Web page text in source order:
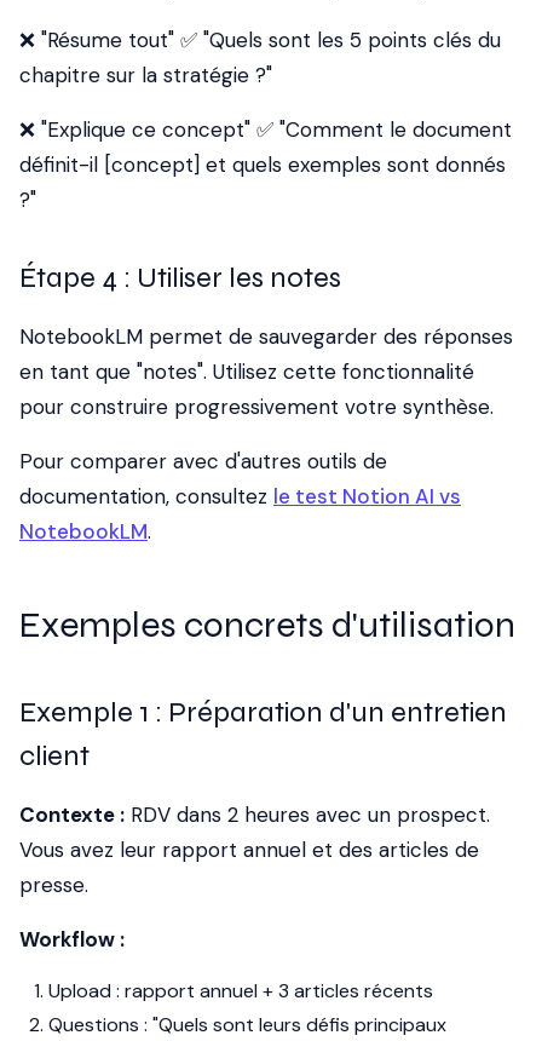
❌ "Résume tout" ✅ "Quels sont les 5 points clés du
chapitre sur la stratégie ?"
❌ "Explique ce concept" ✅ "Comment le document
définit-il [concept] et quels exemples sont donnés
?"
Étape 4 : Utiliser les notes
NotebookLM permet de sauvegarder des réponses
en tant que "notes". Utilisez cette fonctionnalité
pour construire progressivement votre synthèse.
Pour comparer avec d'autres outils de
documentation, consultez le test Notion AI vs
NotebookLM.
Exemples concrets d'utilisation
Exemple 1 : Préparation d'un entretien
client
Contexte : RDV dans 2 heures avec un prospect.
Vous avez leur rapport annuel et des articles de
presse.
Workflow :
Upload : rapport annuel + 3 articles récents
Questions : "Quels sont leurs défis principaux